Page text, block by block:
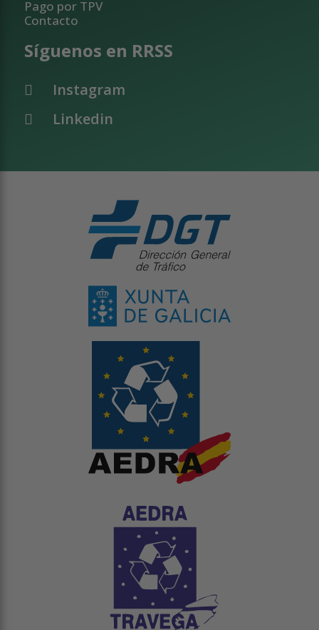
Pago por TPV
Contacto
Síguenos en RRSS
Instagram
Linkedin